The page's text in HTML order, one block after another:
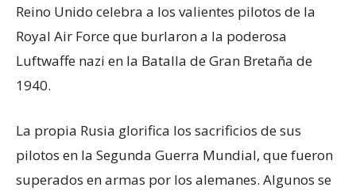
Reino Unido celebra a los valientes pilotos de la
Royal Air Force que burlaron a la poderosa
Luftwaffe nazi en la Batalla de Gran Bretaña de
1940.
La propia Rusia glorifica los sacrificios de sus
pilotos en la Segunda Guerra Mundial, que fueron
superados en armas por los alemanes. Algunos se